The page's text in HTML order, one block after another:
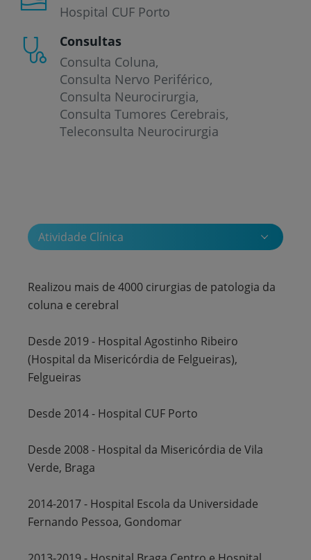
Hospital CUF Porto
Consultas
Consulta Coluna
Consulta Nervo Periférico
Consulta Neurocirurgia
Consulta Tumores Cerebrais
Teleconsulta Neurocirurgia
Atividade Clínica
Realizou mais de 4000 cirurgias de patologia da
coluna e cerebral
Desde 2019 - Hospital Agostinho Ribeiro
(Hospital da Misericórdia de Felgueiras),
Felgueiras
Desde 2014 - Hospital CUF Porto
Desde 2008 - Hospital da Misericórdia de Vila
Verde, Braga
2014-2017 - Hospital Escola da Universidade
Fernando Pessoa, Gondomar